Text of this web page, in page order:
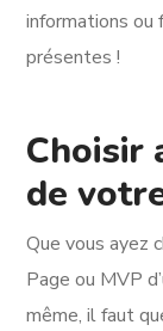
informations
présentes !
Choisir
de
Que vous ayez
Page ou MVP
même, il faut